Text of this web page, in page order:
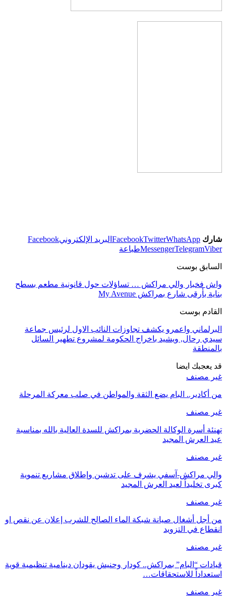
شارك FacebookTwitterWhatsApp البريد الإلكترونيFacebook
MessengerTelegramViber طباعة
السابق بوست
واش فخبار والي مراكش … تساؤلات حول قانونية مطعم بسطح
بناية بأرقى شارع بمراكش My Avenue
القادم بوست
البرلماني واعمرو يكشف تجاوزات النائب الاول لرئيس جماعة
سيدي رحال, ويشيد باخراج الحكومة لمشروع تطهير السائل
بالمنطقة
قد يعجبك ايضا
غير مصنف
من أكادير.. البام يضع الثقة والمواطن في صلب معركة المرحلة
غير مصنف
تهنئة أسرة الوكالة الحضرية بمراكش للسدة العالية بالله بمناسبة
عيد العرش المجيد
غير مصنف
والي مراكش-آسفي يشرف على تدشين وإطلاق مشاريع تنموية
كبرى تخليداً لعيد العرش المجيد
غير مصنف
من أجل أشغال صيانة شبكة الماء الصالح للشرب إعلان عن نقص او
انقطاع في التزويد
غير مصنف
قيادات “البام” بمراكش.. كودار وحنيش يقودان دينامية تنظيمية قوية
استعداداً للاستحقاقات…
غير مصنف